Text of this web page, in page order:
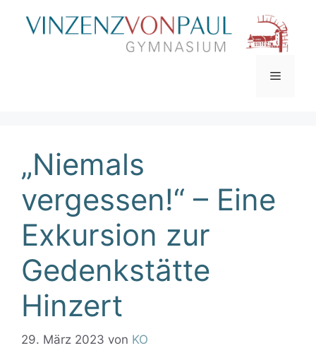
Inhalt
Menü
„Niemals
vergessen!“ – Eine
Exkursion zur
Gedenkstätte
Hinzert
29. März 2023 von KO